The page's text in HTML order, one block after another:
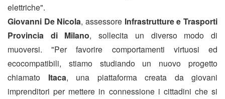
elettriche".
Giovanni De Nicola, assessore Infrastrutture e Trasporti
Provincia di Milano, sollecita un diverso modo di
muoversi. "Per favorire comportamenti virtuosi ed
ecocompatibili, stiamo studiando un nuovo progetto
chiamato Itaca, una piattaforma creata da giovani
imprenditori per mettere in connessione i cittadini che si